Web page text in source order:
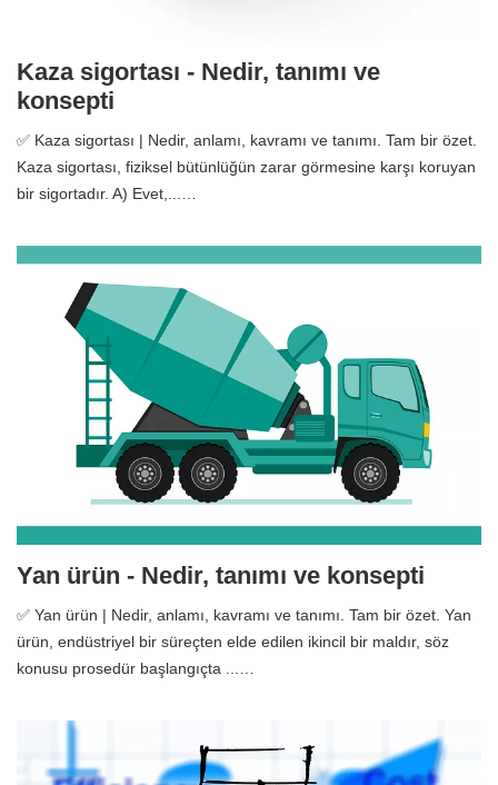
Kaza sigortası - Nedir, tanımı ve
konsepti
✅ Kaza sigortası | Nedir, anlamı, kavramı ve tanımı. Tam bir özet.
Kaza sigortası, fiziksel bütünlüğün zarar görmesine karşı koruyan
bir sigortadır. A) Evet,...…
Yan ürün - Nedir, tanımı ve konsepti
✅ Yan ürün | Nedir, anlamı, kavramı ve tanımı. Tam bir özet. Yan
ürün, endüstriyel bir süreçten elde edilen ikincil bir maldır, söz
konusu prosedür başlangıçta ...…